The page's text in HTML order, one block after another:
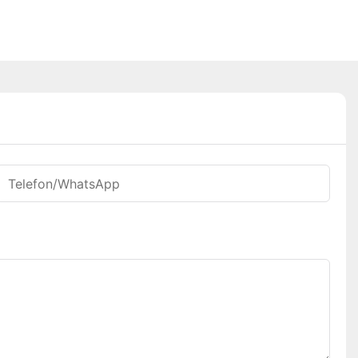
Telefon/WhatsApp